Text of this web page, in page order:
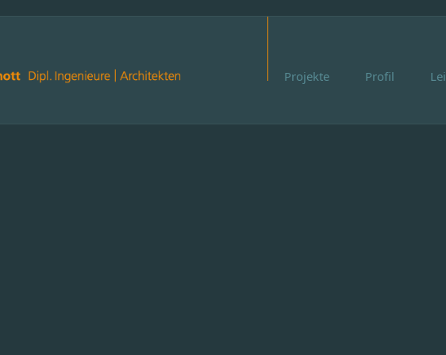
Projekte Profil